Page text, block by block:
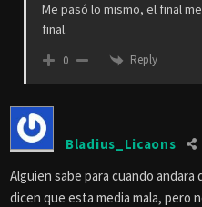
Me pasó lo mismo, el final
final.
0 Reply
Bladius_Licaons
Alguien sabe para cuando
dicen que esta media mala, pero